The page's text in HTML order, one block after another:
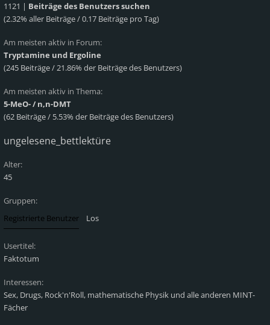
1121 | Beiträge des Benutzers suchen
(2.32% aller Beiträge / 0.17 Beiträge pro Tag)
Am meisten aktiv in Forum:
Tryptamine und Ergoline
(245 Beiträge / 21.86% der Beiträge des Benutzers)
Am meisten aktiv in Thema:
5-MeO- / n,n-DMT
(62 Beiträge / 5.53% der Beiträge des Benutzers)
ungelesene_bettlektüre
Alter:
45
Gruppen:
Usertitel:
Faktotum
Interessen:
Sex, Drugs, Rock'n'Roll, mathematische Physik und alle anderen MINT-
Fächer